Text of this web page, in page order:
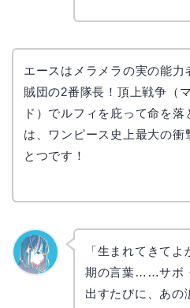
エースはメラメラの実の能力
賊団の2番隊長！頂上戦争（
ド）でルフィを庇って命を落
は、ワンピース史上最大の衝
とつです！
「生まれてきて
期の言葉……サボ
出すたびに、あの